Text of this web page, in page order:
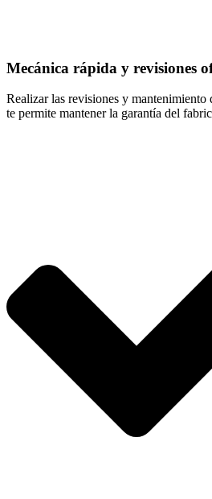
Mecánica rápida y revisiones
Realizar las revisiones y mantenimiento
te permite mantener la garantía del